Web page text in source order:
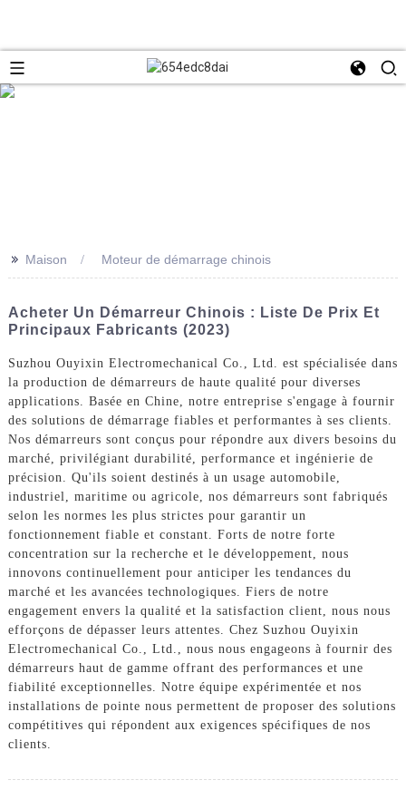
>> Maison Moteur de démarrage chinois
Acheter Un Démarreur Chinois : Liste De Prix Et
Principaux Fabricants (2023)
Suzhou Ouyixin Electromechanical Co., Ltd. est spécialisée dans
la production de démarreurs de haute qualité pour diverses
applications. Basée en Chine, notre entreprise s'engage à fournir
des solutions de démarrage fiables et performantes à ses clients.
Nos démarreurs sont conçus pour répondre aux divers besoins du
marché, privilégiant durabilité, performance et ingénierie de
précision. Qu'ils soient destinés à un usage automobile,
industriel, maritime ou agricole, nos démarreurs sont fabriqués
selon les normes les plus strictes pour garantir un
fonctionnement fiable et constant. Forts de notre forte
concentration sur la recherche et le développement, nous
innovons continuellement pour anticiper les tendances du
marché et les avancées technologiques. Fiers de notre
engagement envers la qualité et la satisfaction client, nous nous
efforçons de dépasser leurs attentes. Chez Suzhou Ouyixin
Electromechanical Co., Ltd., nous nous engageons à fournir des
démarreurs haut de gamme offrant des performances et une
fiabilité exceptionnelles. Notre équipe expérimentée et nos
installations de pointe nous permettent de proposer des solutions
compétitives qui répondent aux exigences spécifiques de nos
clients.